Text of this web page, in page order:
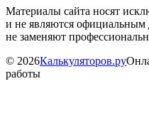
Материалы сайта носят
и не являются официальным
не заменяют
© 2026Калькуляторов.ру
работы